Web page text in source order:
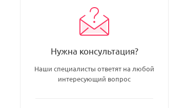
Нужна консультация?
Наши специалисты ответят на любой
интересующий вопрос